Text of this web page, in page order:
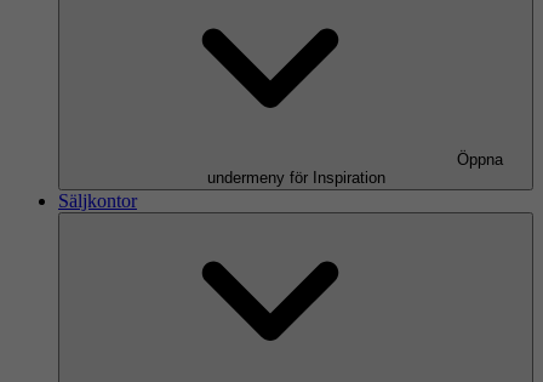
Öppna
undermeny för Inspiration
Säljkontor